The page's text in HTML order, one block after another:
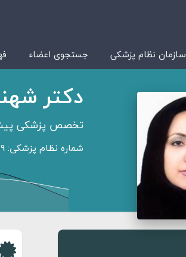
سازمان نظام پزشکی جستجوی اعضاء
دکتر
تخصص پزشکی
شماره نظام پزشکی: 44059